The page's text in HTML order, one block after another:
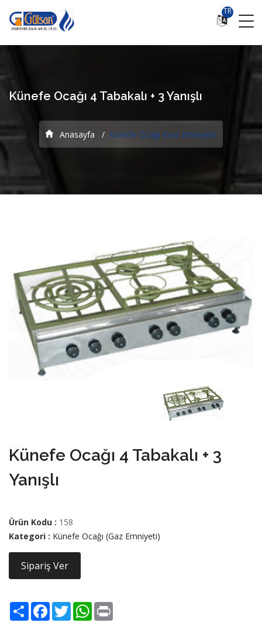
TR
Künefe Ocağı 4 Tabakalı + 3 Yanışlı
Anasayfa Künefe Ocağı (Gaz Emniyeti)
Künefe Ocağı 4 Tabakalı + 3
Yanışlı
Ürün Kodu : 158
Kategori : Künefe Ocağı (Gaz Emniyeti)
Sipariş Ver
Share Facebook
TwitterWhatsApp